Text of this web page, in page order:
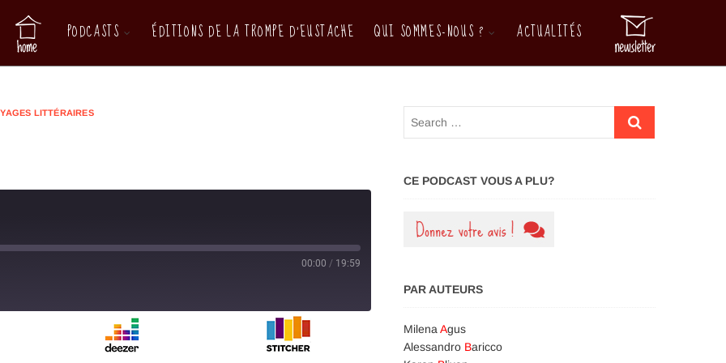
PODCASTS ÉDITIONS DE LA TROMPE D’EUSTACHE QUI SOMMES-NOUS ? ACTUALITÉS
M
e
n
B
u
t
LITTÉRAIRES
00:00 / 19:59
CE PODCAST VOUS A PLU?
PAR AUTEURS
Milena Agus
Alessandro Baricco